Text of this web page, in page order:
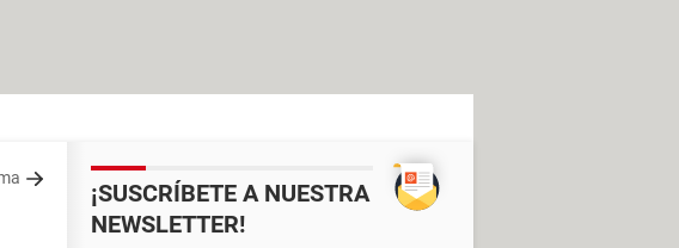
¡SUSCRÍBETE A NUESTRA
NEWSLETTER!